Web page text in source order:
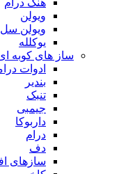
هنگ درام
ویولن
ویولن سل
یوکلله
ساز های کوبه
ادوات
بندیر
تنبک
جیمبی
داربوکا
درام
دف
سازهای